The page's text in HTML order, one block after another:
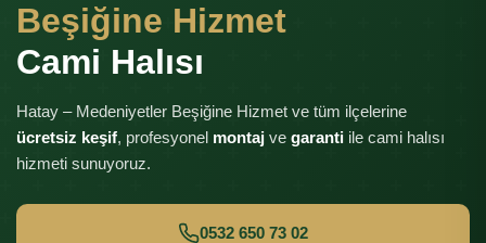
Beşiğine Hizmet
Cami Halısı
Hatay – Medeniyetler Beşiğine Hizmet ve tüm ilçelerine
ücretsiz keşif, profesyonel montaj ve garanti ile cami halısı
hizmeti sunuyoruz.
0532 650 73 02